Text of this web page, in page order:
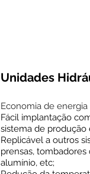
Unidades
Economia de
Fácil implantação
sistema de produção
Replicável a outros
prensas,
alumínio, etc;